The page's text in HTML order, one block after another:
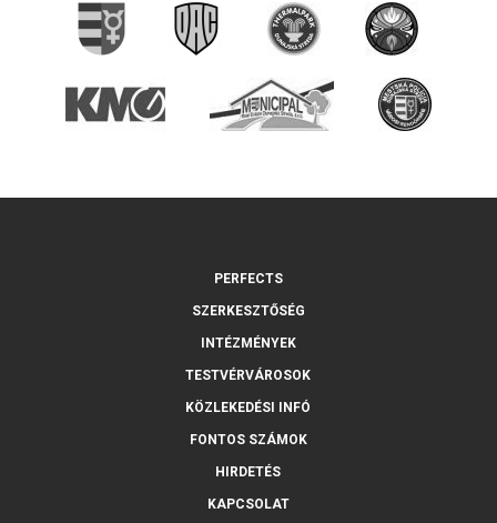
PERFECTS
SZERKESZTŐSÉG
INTÉZMÉNYEK
TESTVÉRVÁROSOK
KÖZLEKEDÉSI INFÓ
FONTOS SZÁMOK
HIRDETÉS
KAPCSOLAT